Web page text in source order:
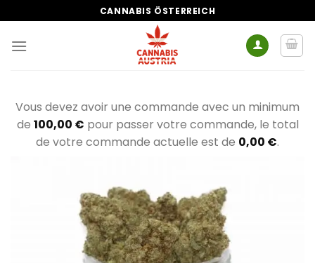
Inhalt
springen
CANNABIS ÖSTERREICH
Vous devez avoir une commande avec un minimum
de 100,00 € pour passer votre commande, le total
de votre commande actuelle est de 0,00 €.